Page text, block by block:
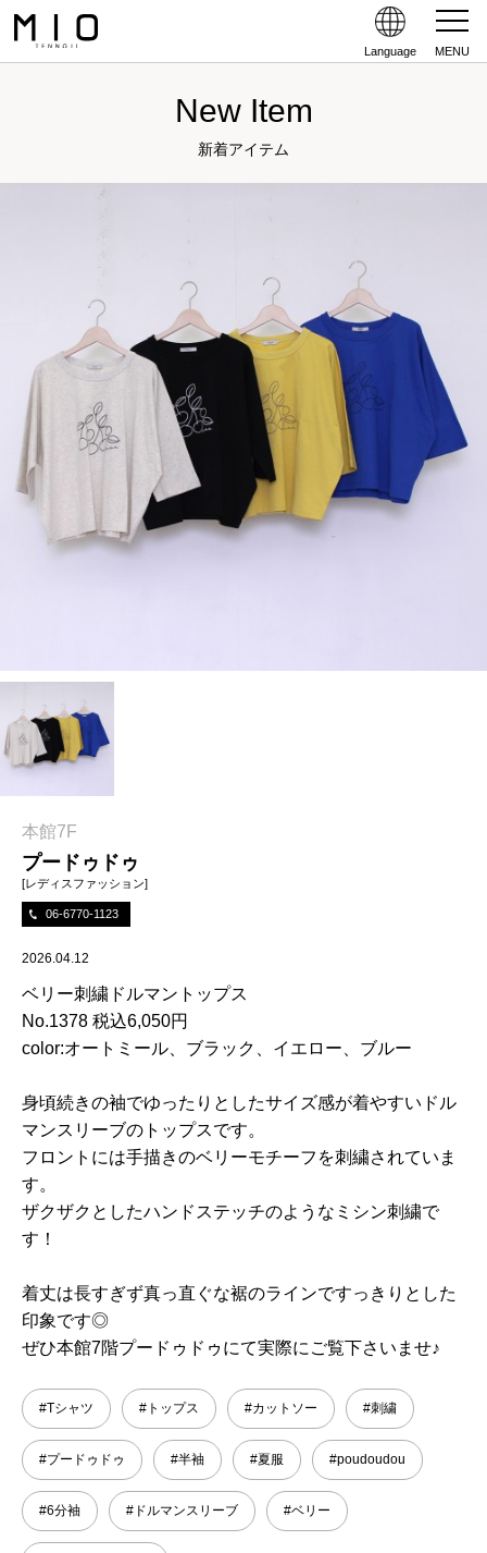
Language MENU
New Item
新着アイテム
本館7F
プードゥドゥ
[レディスファッション]
06-6770-1123
2026.04.12
ベリー刺繍ドルマントップス
No.1378 税込6,050円
color:オートミール、ブラック、イエロー、ブルー
身頃続きの袖でゆったりとしたサイズ感が着やすいドル
マンスリーブのトップスです。
フロントには手描きのベリーモチーフを刺繍されていま
す。
ザクザクとしたハンドステッチのようなミシン刺繍で
す！
着丈は長すぎず真っ直ぐな裾のラインですっきりとした
印象です◎
ぜひ本館7階プードゥドゥにて実際にご覧下さいませ♪
#Tシャツ #トップス #カットソー #刺繍
#プードゥドゥ #半袖 #夏服 #poudoudou
#6分袖 #ドルマンスリーブ #ベリー